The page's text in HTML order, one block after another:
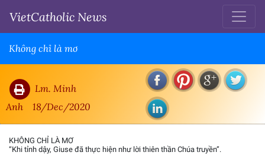
VietCatholic News
Không chỉ là mơ
Lm. Minh
Anh
18/Dec/2020
KHÔNG CHỈ LÀ MƠ
“Khi tỉnh dậy, Giuse đã thực hiện như lời thiên thần Chúa truyền”.